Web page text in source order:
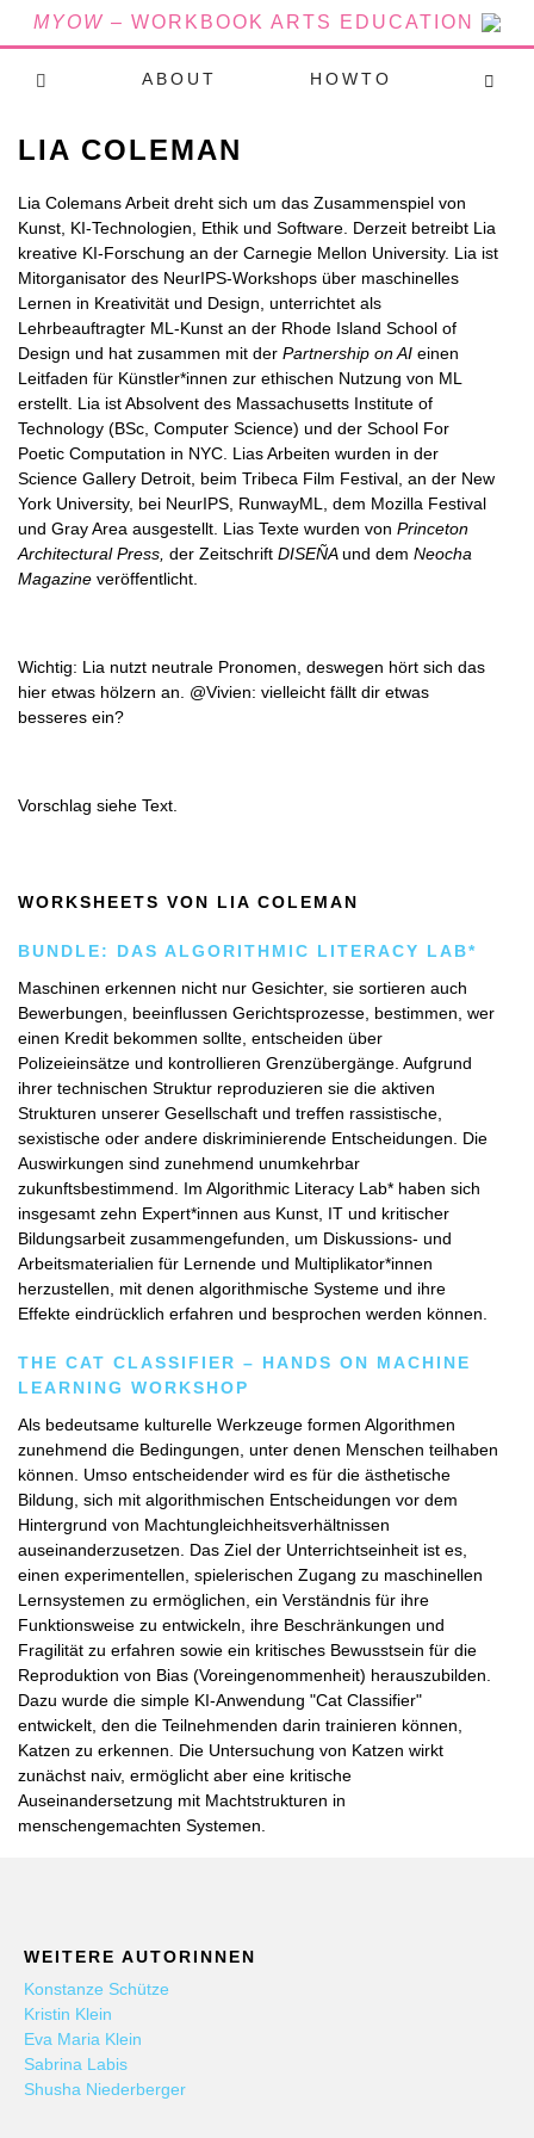
MYOW – WORKBOOK ARTS EDUCATION
ABOUT HOWTO
LIA COLEMAN
Lia Colemans Arbeit dreht sich um das Zusammenspiel von
Kunst, KI-Technologien, Ethik und Software. Derzeit betreibt Lia
kreative KI-Forschung an der Carnegie Mellon University. Lia ist
Mitorganisator des NeurIPS-Workshops über maschinelles
Lernen in Kreativität und Design, unterrichtet als
Lehrbeauftragter ML-Kunst an der Rhode Island School of
Design und hat zusammen mit der Partnership on AI einen
Leitfaden für Künstler*innen zur ethischen Nutzung von ML
erstellt. Lia ist Absolvent des Massachusetts Institute of
Technology (BSc, Computer Science) und der School For
Poetic Computation in NYC. Lias Arbeiten wurden in der
Science Gallery Detroit, beim Tribeca Film Festival, an der New
York University, bei NeurIPS, RunwayML, dem Mozilla Festival
und Gray Area ausgestellt. Lias Texte wurden von Princeton
Architectural Press, der Zeitschrift DISEÑAund dem Neocha
Magazine veröffentlicht.
Wichtig: Lia nutzt neutrale Pronomen, deswegen hört sich das
hier etwas hölzern an. @Vivien: vielleicht fällt dir etwas
besseres ein?
Vorschlag siehe Text.
WORKSHEETS VON LIA COLEMAN
BUNDLE: DAS ALGORITHMIC LITERACY LAB*
Maschinen erkennen nicht nur Gesichter, sie sortieren auch
Bewerbungen, beeinflussen Gerichtsprozesse, bestimmen, wer
einen Kredit bekommen sollte, entscheiden über
Polizeieinsätze und kontrollieren Grenzübergänge. Aufgrund
ihrer technischen Struktur reproduzieren sie die aktiven
Strukturen unserer Gesellschaft und treffen rassistische,
sexistische oder andere diskriminierende Entscheidungen. Die
Auswirkungen sind zunehmend unumkehrbar
zukunftsbestimmend. Im Algorithmic Literacy Lab* haben sich
insgesamt zehn Expert*innen aus Kunst, IT und kritischer
Bildungsarbeit zusammengefunden, um Diskussions- und
Arbeitsmaterialien für Lernende und Multiplikator*innen
herzustellen, mit denen algorithmische Systeme und ihre
Effekte eindrücklich erfahren und besprochen werden können.
THE CAT CLASSIFIER – HANDS ON MACHINE
LEARNING WORKSHOP
Als bedeutsame kulturelle Werkzeuge formen Algorithmen
zunehmend die Bedingungen, unter denen Menschen teilhaben
können. Umso entscheidender wird es für die ästhetische
Bildung, sich mit algorithmischen Entscheidungen vor dem
Hintergrund von Machtungleichheitsverhältnissen
auseinanderzusetzen. Das Ziel der Unterrichtseinheit ist es,
einen experimentellen, spielerischen Zugang zu maschinellen
Lernsystemen zu ermöglichen, ein Verständnis für ihre
Funktionsweise zu entwickeln, ihre Beschränkungen und
Fragilität zu erfahren sowie ein kritisches Bewusstsein für die
Reproduktion von Bias (Voreingenommenheit) herauszubilden.
Dazu wurde die simple KI-Anwendung "Cat Classifier"
entwickelt, den die Teilnehmenden darin trainieren können,
Katzen zu erkennen. Die Untersuchung von Katzen wirkt
zunächst naiv, ermöglicht aber eine kritische
Auseinandersetzung mit Machtstrukturen in
menschengemachten Systemen.
WEITERE AUTORINNEN
Konstanze Schütze
Kristin Klein
Eva Maria Klein
Sabrina Labis
Shusha Niederberger